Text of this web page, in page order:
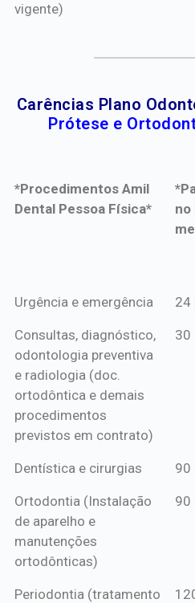
vigente)
Carências Plano
Prótese e
*Procedimentos Amil
Dental Pessoa Física*
no
*Procedimentos Amil
Urgência e emergência 24
Consultas, diagnóstico,
odontologia preventiva
e radiologia (doc.
ortodôntica e demais
procedimentos
previstos em contrato)
30
Dentística e cirurgias 90
Ortodontia (Instalação
de aparelho e
manutenções
ortodônticas)
90
Periodontia (tratamento